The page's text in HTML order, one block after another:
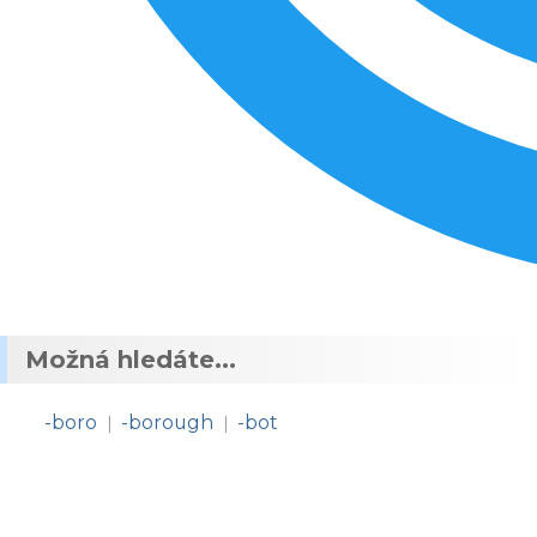
Možná hledáte...
-boro | -borough | -bot